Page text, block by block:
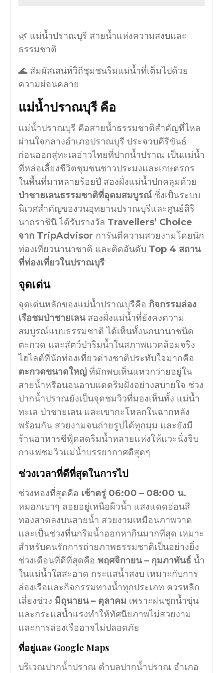
🌿 แม่น้ำปราณบุรี สายน้ำแห่งความสงบและ
ธรรมชาติ
🌊 สัมผัสเสน่ห์วิถีชุมชนริมแม่น้ำที่เต็มไปด้วย
ความผ่อนคลาย
แม่น้ำปราณบุรี คือ
แม่น้ำปราณบุรี คือสายน้ำธรรมชาติสำคัญที่ไหล
ผ่านใจกลางอำเภอปราณบุรี ประจวบคีรีขันธ์
ก่อนออกสู่ทะเลอ่าวไทยที่ปากน้ำปราณ เป็นแม่น้ำ
ที่หล่อเลี้ยงชีวิตชุมชนชาวประมงและเกษตรกร
ในพื้นที่มาหลายร้อยปี สองฝั่งแม่น้ำปกคลุมด้วย
ป่าชายเลนธรรมชาติที่อุดมสมบูรณ์ซึ่งเป็นระบบ
นิเวศสำคัญของวนอุทยานปราณบุรีและศูนย์สิริ
นาถราชินี ได้รับรางวัล Travellers’ Choice
จาก TripAdvisor การันตีความสวยงามโดยนัก
ท่องเที่ยวนานาชาติ และติดอันดับ Top 4 สถาน
ที่ท่องเที่ยวในปราณบุรี
จุดเด่น
จุดเด่นหลักของแม่น้ำปราณบุรีคือ กิจกรรมล่อง
เรือชมป่าชายเลนสองฝั่งแม่น้ำที่ยังคงความ
สมบูรณ์แบบธรรมชาติ ได้เห็นทั้งนกนานาชนิด
ตะกวด และสัตว์ป่าริมน้ำในสภาพแวดล้อมจริง
ไฮไลต์ที่นักท่องเที่ยวต่างชาติประทับใจมากคือ
ตะกวดขนาดใหญ่ที่มักพบเห็นแหวกว่ายอยู่ใน
สายน้ำหรือนอนอาบแดดริมฝั่งอย่างสบายใจ ช่วง
ปากน้ำปราณยังเป็นจุดชมวิวที่มองเห็นทั้ง แม่น้ำ
ทะเล ป่าชายเลน และเขากะโหลกในฉากหลัง
พร้อมกัน สวยงามจนถ่ายรูปได้ทุกมุม และยังมี
ร้านอาหารซีฟู้ดสดริมน้ำหลายแห่งให้แวะนั่งจิบ
กาแฟชมวิวแม่น้ำบรรยากาศดีสุดๆ
ช่วงเวลาที่ดีที่สุดในการไป
ช่วงทองที่สุดคือ เช้าตรู่ 06:00 – 08:00 น.
หมอกเบาๆ ลอยอยู่เหนือผิวน้ำ แสงแดดอ่อนสี
ทองสาดลงบนสายน้ำ สวยงามเหมือนภาพวาด
และเป็นช่วงที่นกริมน้ำออกหากินมากที่สุด เหมาะ
สำหรับคนรักการถ่ายภาพธรรมชาติเป็นอย่างยิ่ง
ช่วงเดือนที่ดีที่สุดคือ พฤศจิกายน – กุมภาพันธ์ น้ำ
ในแม่น้ำใสสะอาด กระแสน้ำสงบ เหมาะกับการ
ล่องเรือและกิจกรรมทางน้ำทุกประเภท ควรหลีก
เลี่ยงช่วง มิถุนายน – ตุลาคม เพราะฝนชุกน้ำขุ่น
และกระแสน้ำแรงทำให้ทัศนียภาพไม่สวยงาม
และการล่องเรืออาจไม่ปลอดภัย
ที่อยู่และ Google Maps
บริเวณปากน้ำปราณ ตำบลปากน้ำปราณ อำเภอ